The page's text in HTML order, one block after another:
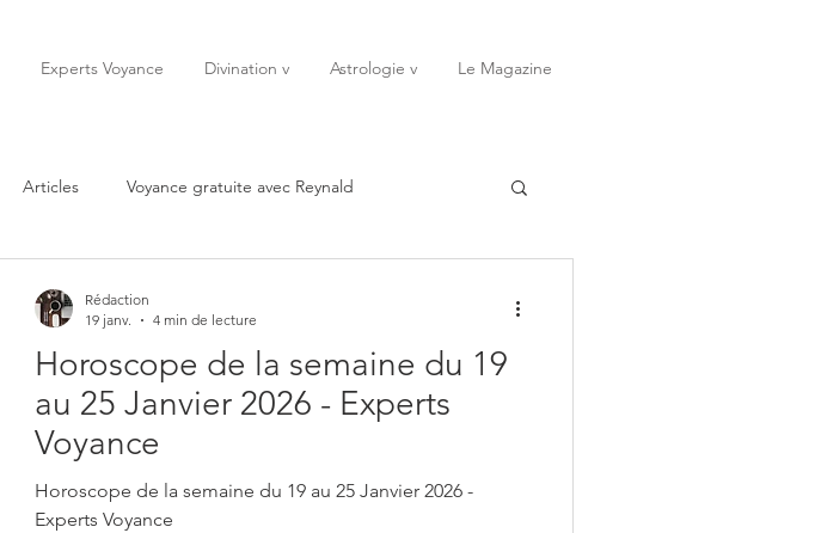
Experts Voyance Divination v Astrologie v Le Magazine
Articles Voyance gratuite avec Reynald
Février Mars Avril Possessions Rêves
Horoscope de la semaine du 19
au 25 Janvier 2026 - Experts
Voyance
Horoscope de la semaine du 19 au 25 Janvier 2026 -
Experts Voyance
Rédaction
19 janv.
4 min de lecture